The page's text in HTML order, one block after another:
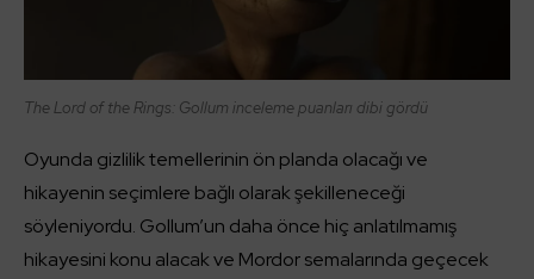
The Lord of the Rings: Gollum inceleme puanları dibi gördü
Oyunda gizlilik temellerinin ön planda olacağı ve
hikayenin seçimlere bağlı olarak şekilleneceği
söyleniyordu. Gollum’un daha önce hiç anlatılmamış
hikayesini konu alacak ve Mordor semalarında geçecek